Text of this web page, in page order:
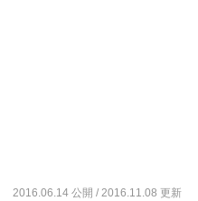
2016.06.14 公開/ 2016.11.08 更新